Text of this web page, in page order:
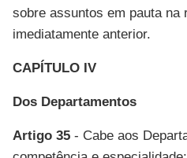
sobre assuntos em pauta na
imediatamente anterior.
CAPÍTULO IV
Dos Departamentos
Artigo 35 - Cabe aos